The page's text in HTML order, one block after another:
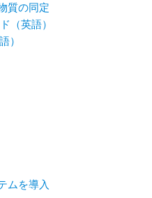
質の同定
（英語）
）
ムを導入